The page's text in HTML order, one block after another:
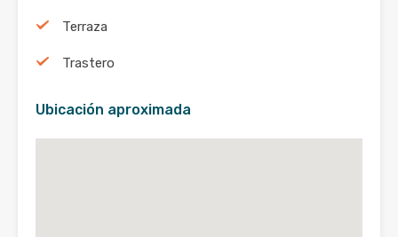
Terraza
Trastero
Ubicación aproximada